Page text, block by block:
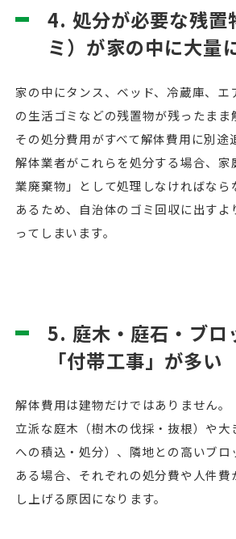
4. 処分が必要な残置
ミ）が家の中に大量
家の中にタンス、ベッド、冷蔵庫、エ
の生活ゴミなどの残置物が残ったまま
その処分費用がすべて解体費用に別途
解体業者がこれらを処分する場合、家
業廃棄物」として処理しなければな
あるため、自治体のゴミ回収に出すよ
ってしまいます。
5. 庭木・庭石・ブロ
「付帯工事」が多い
解体費用は建物だけではありません。
立派な庭木（樹木の伐採・抜根）や大
への積込・処分）、隣地との高いブ
ある場合、それぞれの処分費や人件
し上げる原因になります。